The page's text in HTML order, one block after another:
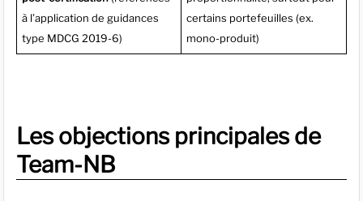
à l’application de guidances
type MDCG 2019-6)
certains portefeuilles (ex.
mono-produit)
Les objections principales de
Team-NB